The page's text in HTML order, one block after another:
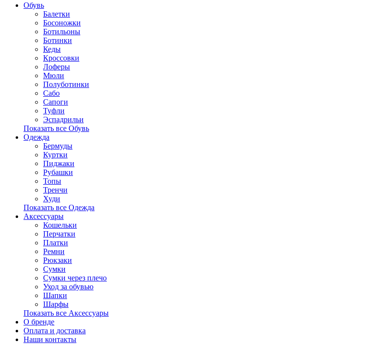
Обувь
Балетки
Босоножки
Ботильоны
Ботинки
Кеды
Кроссовки
Лоферы
Мюли
Полуботинки
Сабо
Сапоги
Туфли
Эспадрильи
Показать все Обувь
Одежда
Бермуды
Куртки
Пиджаки
Рубашки
Топы
Тренчи
Худи
Показать все Одежда
Аксессуары
Кошельки
Перчатки
Платки
Ремни
Рюкзаки
Сумки
Сумки через плечо
Уход за обувью
Шапки
Шарфы
Показать все Аксессуары
О бренде
Оплата и доставка
Наши контакты